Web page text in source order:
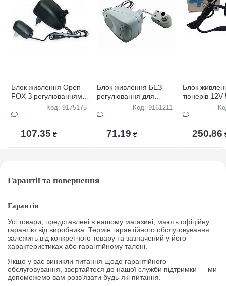
Блок живлення Open
FOX З регулюванням
пiд F-роз"єм для
антени 2-12V в ПАКЕТI
Код: 9175175
107.35 ₴
Блок живлення БЕЗ
регулювання для
антени 2-12V в ПАКЕТI
Код: 9161211
71.19 ₴
Блок
тюнерiв 12V
250.86
Гарантії та повернення
Гарантія
Усі товари, представлені в нашому магазині, мають офіційну
гарантію від виробника. Термін гарантійного обслуговування
залежить від конкретного товару та зазначений у його
характеристиках або гарантійному талоні.
Якщо у вас виникли питання щодо гарантійного
обслуговування, звертайтеся до нашої служби підтримки — ми
допоможемо вам розв’язати будь-які питання.